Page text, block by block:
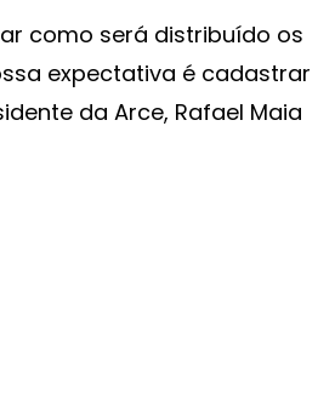
como será distribuído os
expectativa é cadastrar
da Arce, Rafael Maia